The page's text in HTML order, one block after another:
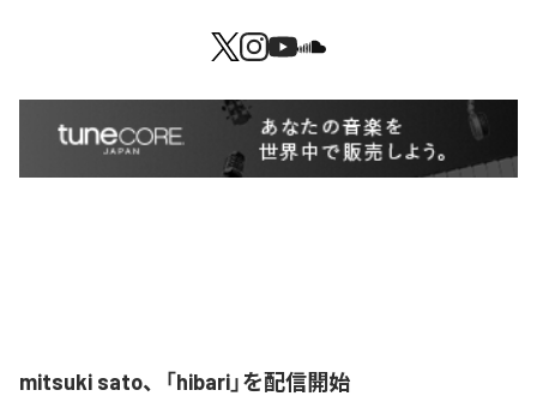
mitsuki sato、「hibari」を配信開始